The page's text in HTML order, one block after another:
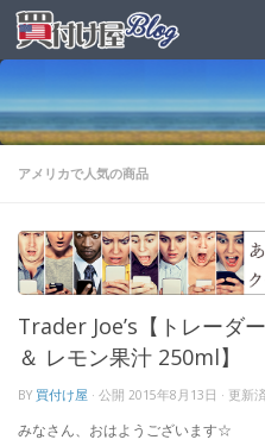
アメリカで人気の商品
Trader Joe’s【トレーダ
＆ レモン果汁 250ml】
BY 買付け屋 · 公開 2015年8月13日 · 更新
みなさん、おはようございます☆